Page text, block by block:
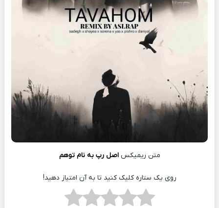
متن ریمیکساصل رپ به نام توهم
روی یک ستاره کلیک کنید تا به آن امتیاز دهید!